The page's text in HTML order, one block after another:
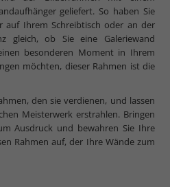
geliefert. So haben Sie
auf Ihrem Schreibtisch oder an der
gleich, ob Sie eine Galeriewand
besonderen Moment in Ihrem
möchten, dieser Rahmen ist die
den sie verdienen, und lassen
Meisterwerk erstrahlen. Bringen
Ausdruck und bewahren Sie Ihre
Rahmen auf, der Ihre Wände zum